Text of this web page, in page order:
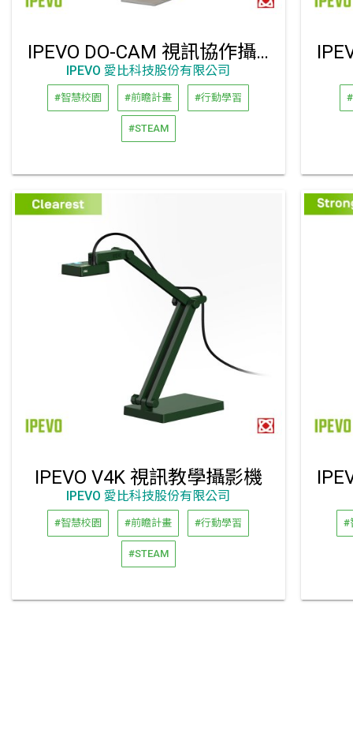
IPEVO DO-CAM 視訊協作攝影機 (創意專業限定版)
IPEVO 愛比科技股份有限公司
#智慧校園 #前瞻計畫 #行動學習
#STEAM
IPEVO V4K 視訊教學攝影機
IPEVO 愛比科技股份有限公司
#智慧校園 #前瞻計畫 #行動學習
#STEAM
#